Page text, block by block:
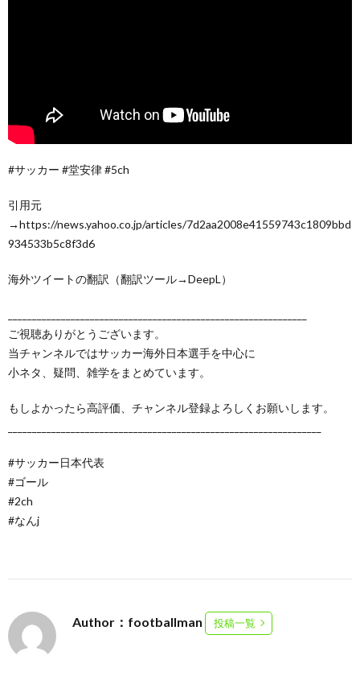
#サッカー #堂安律 #5ch
引用元
→https://news.yahoo.co.jp/articles/7d2aa2008e41559743c1809bbd
934533b5c8f3d6
海外ツイートの翻訳（翻訳ツール→DeepL）
ご視聴ありがとうございます。
当チャンネルではサッカー海外日本選手を中心に
小ネタ、疑問、雑学をまとめています。
もしよかったら高評価、チャンネル登録よろしくお願いします。
#サッカー日本代表
#ゴール
#2ch
#なんj
Author：footballman 投稿一覧